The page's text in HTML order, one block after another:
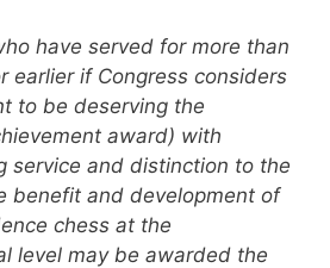
have served for more than
earlier if Congress considers
to be deserving the
award) with
service and distinction to the
benefit and development of
chess at the
level may be awarded the